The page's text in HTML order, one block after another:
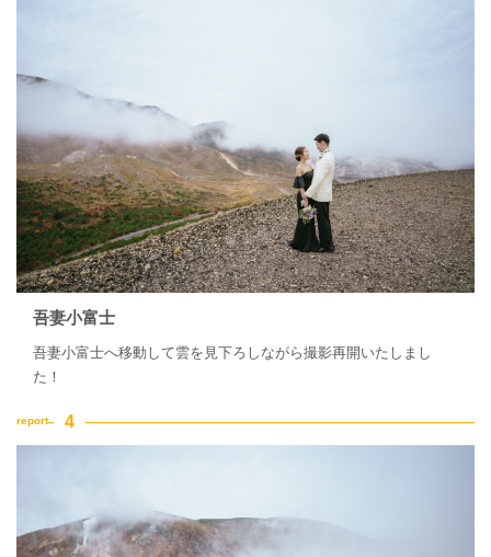
吾妻小富士
吾妻小富士へ移動して雲を見下ろしながら撮影再開いたしまし
た！